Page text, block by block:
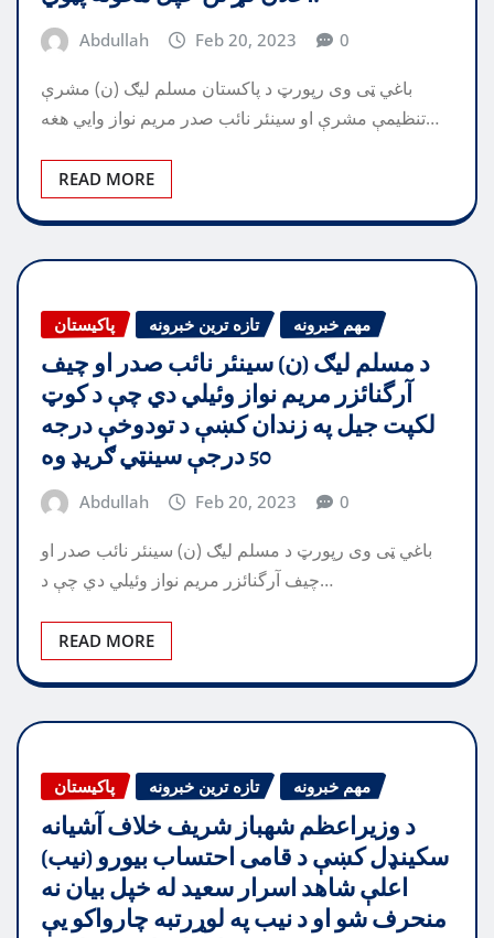
Abdullah Feb 20, 2023 0
باغي ټی وی رپورټ د پاکستان مسلم ليګ (ن) مشرې
تنظيمې مشرې او سينئر نائب صدر مريم نواز وايي هغه…
READ MORE
پاکیستان تازه ترین خبرونه مهم خبرونه
د مسلم ليګ (ن) سينئر نائب صدر او چيف
آرگنائزر مريم نواز وئيلي دي چې د کوټ
لکپت جيل په زندان کښې د تودوخې درجه
50 درجې سينټي ګريډ وه
Abdullah Feb 20, 2023 0
باغي ټی وی رپورټ د مسلم ليګ (ن) سينئر نائب صدر او
چيف آرگنائزر مريم نواز وئيلي دي چې د…
READ MORE
پاکیستان تازه ترین خبرونه مهم خبرونه
د وزیراعظم شهباز شریف خلاف آشیانه
سکینډل کښې د قامی احتساب بیورو (نیب)
اعلې شاهد اسرار سعید له خپل بیان نه
منحرف شو او د نیب په لوړرتبه چارواکو یې